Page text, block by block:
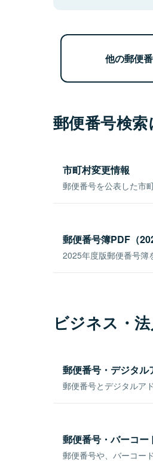
他の郵便
郵便番号検
市町村変更情報
郵便番号を公表した市
郵便番号簿PDF（
2025年度版郵便番号簿
ビジネス・
郵便番号・デジタル
郵便番号とデジタルア
郵便番号・バーコー
郵便番号や、バーコー